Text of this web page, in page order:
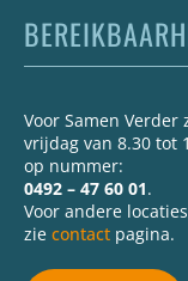
Voor Samen
vrijdag van 8.30 tot
op nummer:
0492 – 47 60 01.
Voor andere
zie contact pagina.